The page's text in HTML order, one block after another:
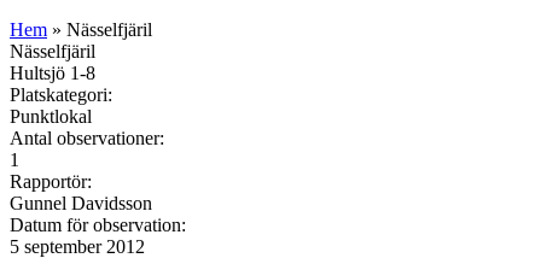
Hem » Nässelfjäril
Nässelfjäril
Hultsjö 1-8
Platskategori:
Punktlokal
Antal observationer:
1
Rapportör:
Gunnel Davidsson
Datum för observation:
5 september 2012